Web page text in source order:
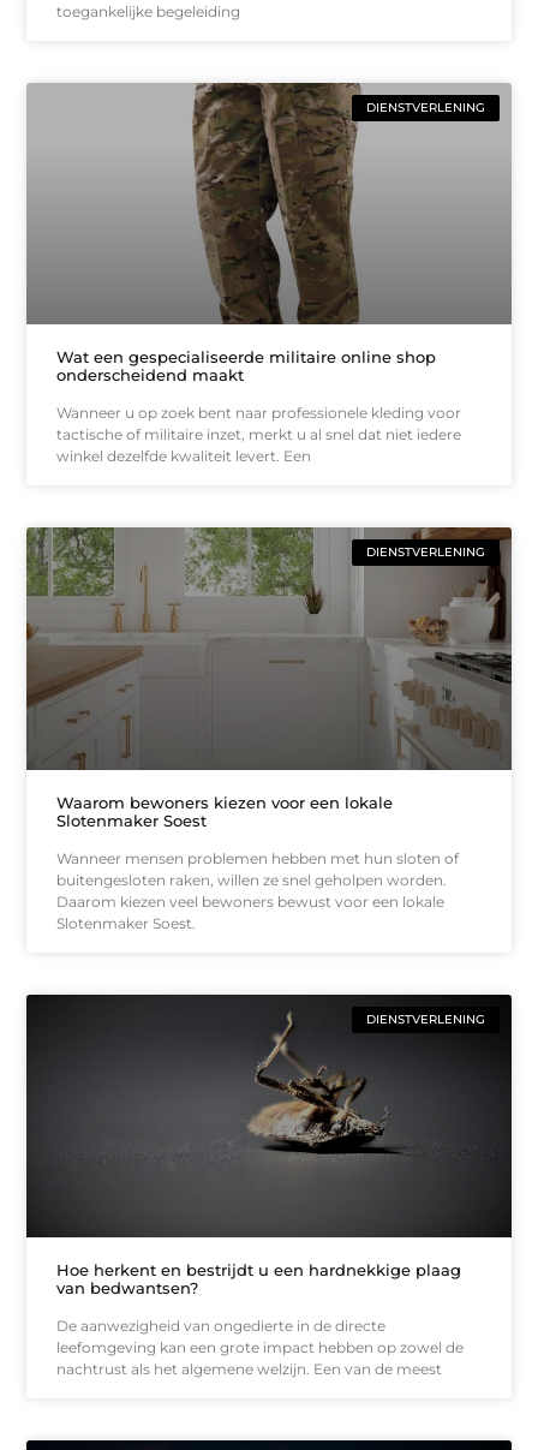
toegankelijke begeleiding
DIENSTVERLENING
Wat een gespecialiseerde militaire online shop
onderscheidend maakt
Wanneer u op zoek bent naar professionele kleding voor
tactische of militaire inzet, merkt u al snel dat niet iedere
winkel dezelfde kwaliteit levert. Een
DIENSTVERLENING
Waarom bewoners kiezen voor een lokale
Slotenmaker Soest
Wanneer mensen problemen hebben met hun sloten of
buitengesloten raken, willen ze snel geholpen worden.
Daarom kiezen veel bewoners bewust voor een lokale
Slotenmaker Soest.
DIENSTVERLENING
Hoe herkent en bestrijdt u een hardnekkige plaag
van bedwantsen?
De aanwezigheid van ongedierte in de directe
leefomgeving kan een grote impact hebben op zowel de
nachtrust als het algemene welzijn. Een van de meest